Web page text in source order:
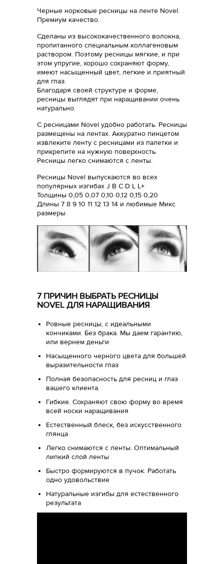
Черные норковые ресницы на ленте Novel.
Премиум качество.
Сделаны из высококачественного волокна,
пропитанного специальным коллагеновым
раствором. Поэтому ресницы мягкие, и при
этом упругие, хорошо сохраняют форму,
имеют насыщенный цвет, легкие и приятный
для глаз.
Благодаря своей структуре и форме,
ресницы выглядят при наращивании очень
натурально.
С ресницами Novel удобно работать. Ресницы
размещены на лентах. Аккуратно пинцетом
извлеките ленту с ресницами из палетки и
прикрепите на нужную поверхность.
Ресницы легко снимаются с ленты.
Ресницы Novel выпускаются во всех
популярных изгибах J B C D L L+
Толщины 0,05 0,07 0,10 0,12 0,15 0,20
Длины 7 8 9 10 11 12 13 14 и любимые Микс
размеры
7 ПРИЧИН ВЫБРАТЬ РЕСНИЦЫ
NOVEL ДЛЯ НАРАЩИВАНИЯ
Ровные ресницы, с идеальными
кончиками. Без брака. Мы даем гарантию,
или вернем деньги
Насыщенного черного цвета для большей
выразительности глаз
Полная безопасность для ресниц и глаз
вашего клиента.
Гибкие. Сохраняют свою форму во время
всей носки наращивания
Естественный блеск, без искусственного
глянца
Легко снимаются с ленты. Оптимальный
липкий слой ленты
Быстро формируются в пучок. Работать
одно удовольствие
Натуральные изгибы для естественного
результата